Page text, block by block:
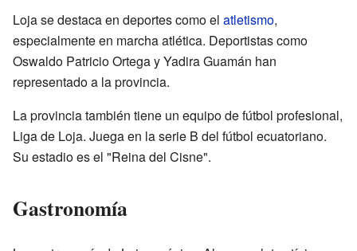
Loja se destaca en deportes como el atletismo,
especialmente en marcha atlética. Deportistas como
Oswaldo Patricio Ortega y Yadira Guamán han
representado a la provincia.
La provincia también tiene un equipo de fútbol profesional,
Liga de Loja. Juega en la serie B del fútbol ecuatoriano.
Su estadio es el "Reina del Cisne".
Gastronomía